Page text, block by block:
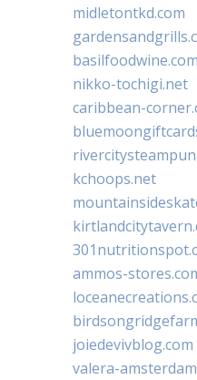
midletontkd.com
basilfoodwine.com
nikko-tochigi.net
caribbean-
kchoops.net
ammos-
joiedevivblog.com
valera-